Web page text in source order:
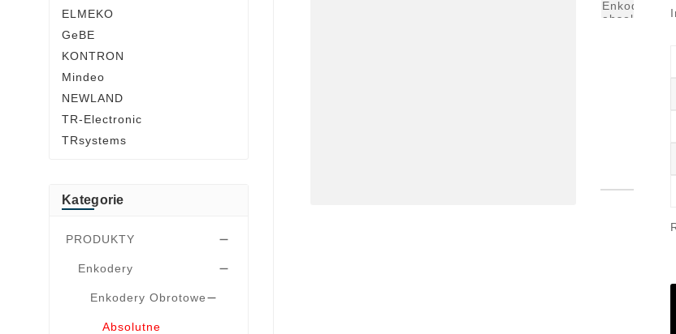
ELMEKO
GeBE
KONTRON
Mindeo
NEWLAND
TR-Electronic
TRsystems
Kategorie
PRODUKTY 
Enkodery 
Enkodery Obrotowe
Absolutne